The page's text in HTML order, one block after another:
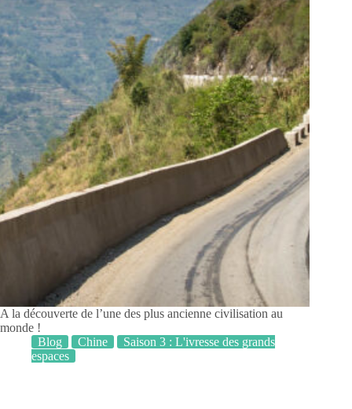
A la découverte de l’une des plus ancienne civilisation au
monde !
Blog
Chine
Saison 3 : L'ivresse des grands
espaces